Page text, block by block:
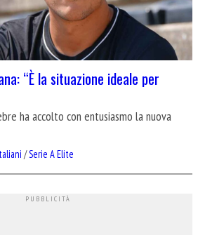
“È la situazione ideale per
ha accolto con entusiasmo la nuova
/Serie A Elite